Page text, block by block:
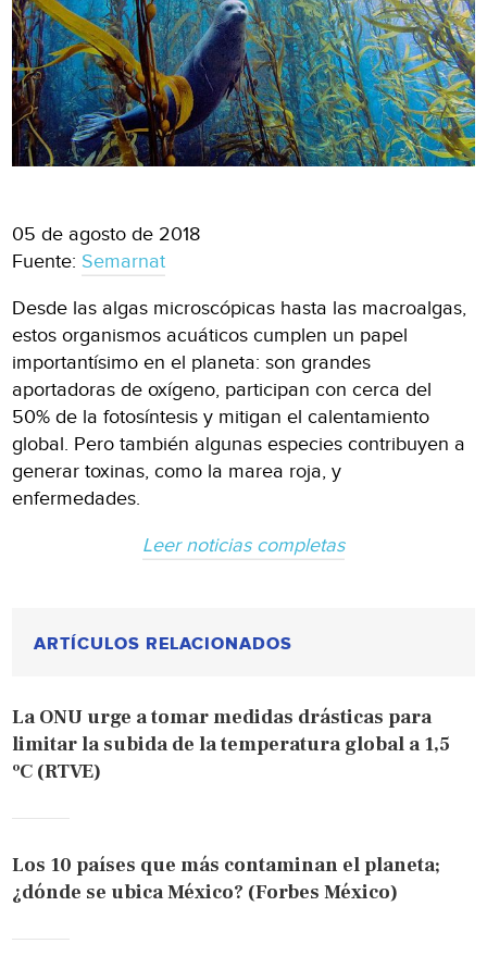
05 de agosto de 2018
Fuente: Semarnat
Desde las algas microscópicas hasta las macroalgas,
estos organismos acuáticos cumplen un papel
importantísimo en el planeta: son grandes
aportadoras de oxígeno, participan con cerca del
50% de la fotosíntesis y mitigan el calentamiento
global. Pero también algunas especies contribuyen a
generar toxinas, como la marea roja, y
enfermedades.
Leer noticias completas
ARTÍCULOS RELACIONADOS
La ONU urge a tomar medidas drásticas para
limitar la subida de la temperatura global a 1,5
ºC (RTVE)
Los 10 países que más contaminan el planeta;
¿dónde se ubica México? (Forbes México)